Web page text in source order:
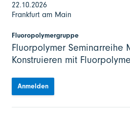
22.10.2026
Frankfurt am Main
Fluoropolymergruppe
Fluorpolymer Seminarreihe
Konstruieren mit
Anmelden